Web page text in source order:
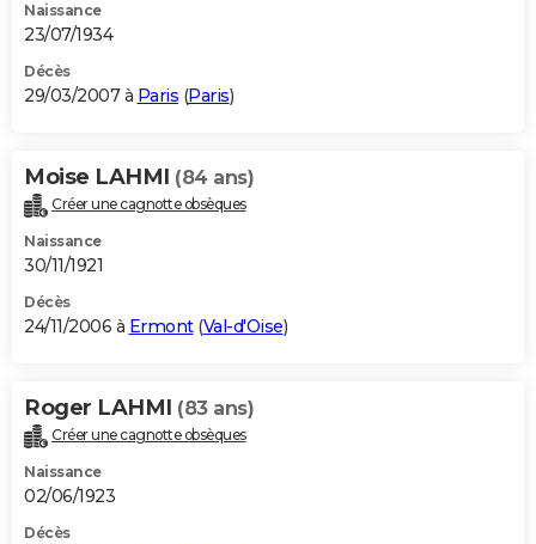
Naissance
23/07/1934
Décès
29/03/2007 à Paris (Paris)
Moise LAHMI (84 ans)
Créer une cagnotte obsèques
Naissance
30/11/1921
Décès
24/11/2006 à Ermont(Val-d'Oise)
Roger LAHMI (83 ans)
Créer une cagnotte obsèques
Naissance
02/06/1923
Décès